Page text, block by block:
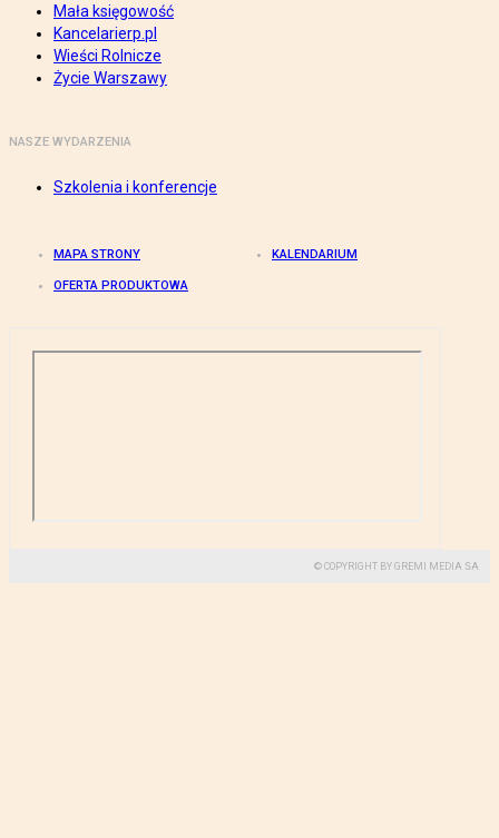
Mała księgowość
Kancelarierp.pl
Wieści Rolnicze
Życie Warszawy
NASZE WYDARZENIA
Szkolenia i konferencje
MAPA STRONY KALENDARIUM
OFERTA PRODUKTOWA
© COPYRIGHT BY GREMI MEDIA SA